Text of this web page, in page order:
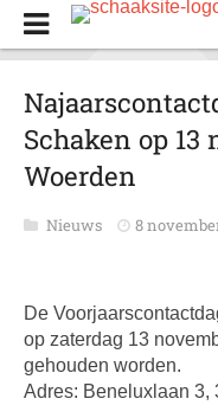
Schaken op 13
Woerden
Nieuws 8
De
op zaterdag 13
gehouden worden.
Adres: Beneluxlaan 3,